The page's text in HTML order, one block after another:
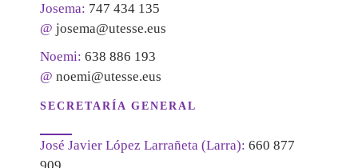
Josema: 747 434 135
@ josema@utesse.eus
Noemi: 638 886 193
@ noemi@utesse.eus
SECRETARÍA GENERAL
José Javier López Larrañeta (Larra): 660 877